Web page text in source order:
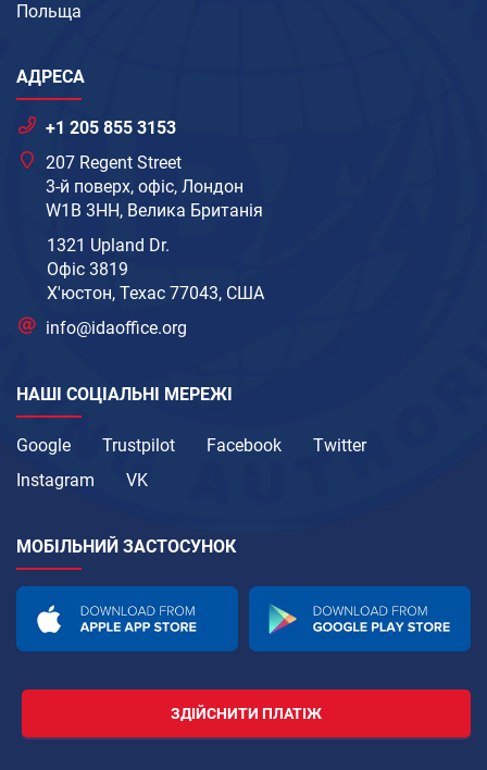
Польща
АДРЕСА
+1 205 855 3153
207 Regent Street
3-й поверх, офіс, Лондон
W1B 3HH, Велика Британія
1321 Upland Dr.
Офіс 3819
Х'юстон, Техас 77043, США
info@idaoffice.org
НАШІ СОЦІАЛЬНІ МЕРЕЖІ
Google Trustpilot Facebook
Twitter
Instagram
VK
МОБІЛЬНИЙ ЗАСТОСУНОК
ЗДІЙСНИТИ ПЛАТІЖ